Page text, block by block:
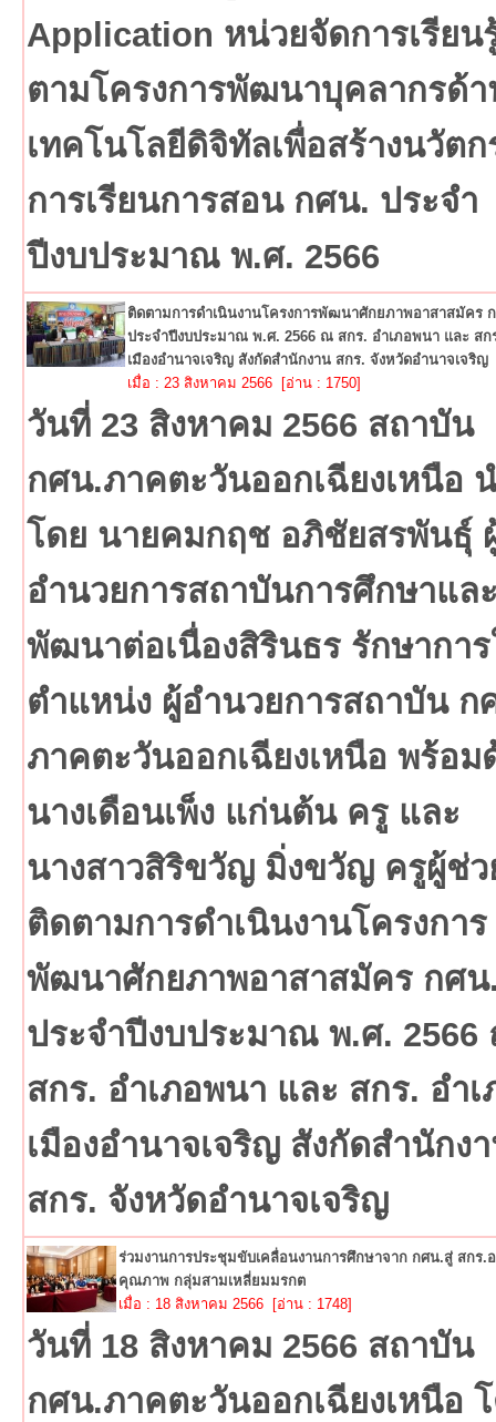
Application หน่วยจัดการเรียน
ตามโครงการพัฒนาบุคลากรด้
เทคโนโลยีดิจิทัลเพื่อสร้างนวัตก
การเรียนการสอน กศน. ประจำ
ปีงบประมาณ พ.ศ. 2566
ติดตามการดำเนินงานโครงการพัฒนาศักยภาพอาสาสมัคร
ประจำปีงบประมาณ พ.ศ. 2566 ณ สกร. อำเภอพนา และ สก
เมืองอำนาจเจริญ สังกัดสำนักงาน สกร. จังหวัดอำนาจเจริญ
เมื่อ : 23 สิงหาคม 2566 [อ่าน : 1750]
วันที่ 23 สิงหาคม 2566 สถาบัน
กศน.ภาคตะวันออกเฉียงเหนือ
โดย นายคมกฤช อภิชัยสรพันธุ์
อำนวยการสถาบันการศึกษาแล
พัฒนาต่อเนื่องสิรินธร รักษากา
ตำแหน่ง ผู้อำนวยการสถาบัน ก
ภาคตะวันออกเฉียงเหนือ พร้อม
นางเดือนเพ็ง แก่นต้น ครู และ
นางสาวสิริขวัญ มิ่งขวัญ ครูผู้ช่ว
ติดตามการดำเนินงานโครงการ
พัฒนาศักยภาพอาสาสมัคร กศน
ประจำปีงบประมาณ พ.ศ.
สกร. อำเภอพนา และ สกร. อำเ
เมืองอำนาจเจริญ สังกัดสำนักง
สกร. จังหวัดอำนาจเจริญ
ร่วมงานการประชุมขับเคลื่อนงานการศึกษาจาก กศน.สู่ สกร.
คุณภาพ กลุ่มสามเหลี่ยมมรกต
เมื่อ : 18 สิงหาคม 2566 [อ่าน : 1748]
วันที่ 18 สิงหาคม 2566 สถาบัน
กศน.ภาคตะวันออกเฉียงเหนือ